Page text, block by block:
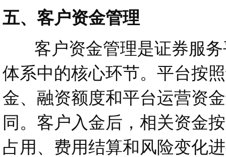
五、客户资金管理
客户资金管理是证券服务
体系中的核心环节。平台按
金、融资额度和平台运营资
同。客户入金后，相关资金
占用、费用结算和风险变化